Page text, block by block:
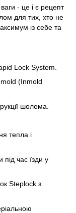
- це і є рецепт
для тих, хто не
із себе та
Lock System.
(Inmold
шолома.
тепла і
під час їзди у
Steplock з